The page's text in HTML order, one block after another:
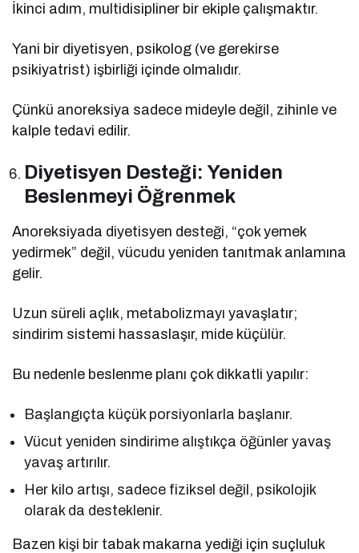
İkinci adım, multidisipliner bir ekiple çalışmaktır.
Yani bir diyetisyen, psikolog (ve gerekirse
psikiyatrist) işbirliği içinde olmalıdır.
Çünkü anoreksiya sadece mideyle değil, zihinle ve
kalple tedavi edilir.
Diyetisyen Desteği: Yeniden
Beslenmeyi Öğrenmek
Anoreksiyada diyetisyen desteği, “çok yemek
yedirmek” değil, vücudu yeniden tanıtmak anlamına
gelir.
Uzun süreli açlık, metabolizmayı yavaşlatır;
sindirim sistemi hassaslaşır, mide küçülür.
Bu nedenle beslenme planı çok dikkatli yapılır:
Başlangıçta küçük porsiyonlarla başlanır.
Vücut yeniden sindirime alıştıkça öğünler yavaş
yavaş artırılır.
Her kilo artışı, sadece fiziksel değil, psikolojik
olarak da desteklenir.
Bazen kişi bir tabak makarna yediği için suçluluk